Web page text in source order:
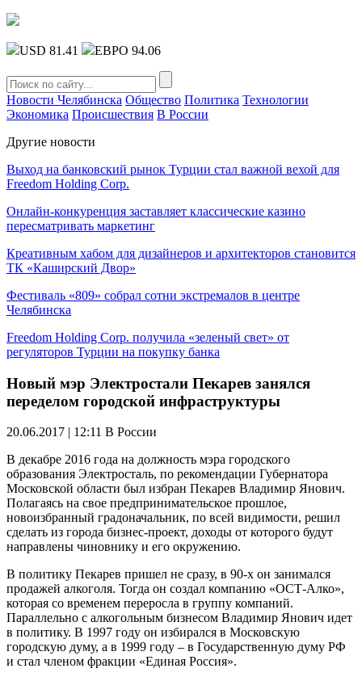
USD 81.41 ЕВРО 94.06
Новости Челябинска Общество Политика Технологии
Экономика Происшествия В России
Другие новости
Выход на банковский рынок Турции стал важной вехой для
Freedom Holding Corp.
Онлайн-конкуренция заставляет классические казино
пересматривать маркетинг
Креативным хабом для дизайнеров и архитекторов становится
ТК «Каширский Двор»
Фестиваль «809» собрал сотни экстремалов в центре
Челябинска
Freedom Holding Corp. получила «зеленый свет» от
регуляторов Турции на покупку банка
Новый мэр Электростали Пекарев занялся
переделом городской инфраструктуры
20.06.2017 | 12:11 В России
В декабре 2016 года на должность мэра городского
образования Электросталь, по рекомендации Губернатора
Московской области был избран Пекарев Владимир Янович.
Полагаясь на свое предпринимательское прошлое,
новоизбранный градоначальник, по всей видимости, решил
сделать из города бизнес-проект, доходы от которого будут
направлены чиновнику и его окружению.
В политику Пекарев пришел не сразу, в 90-х он занимался
продажей алкоголя. Тогда он создал компанию «ОСТ-Алко»,
которая со временем переросла в группу компаний.
Параллельно с алкогольным бизнесом Владимир Янович идет
в политику. В 1997 году он избирался в Московскую
городскую думу, а в 1999 году – в Государственную думу РФ
и стал членом фракции «Единая Россия».